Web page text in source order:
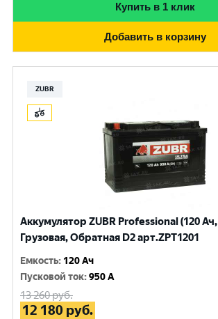
Купить в 1 клик
Добавить в корзину
ZUBR
Аккумулятор ZUBR Professional (120 Ач,
Грузовая, Обратная D2 арт.ZPT1201
Емкость: 120 Ач
Пусковой ток:950 A
13 260руб.
12 180 руб.